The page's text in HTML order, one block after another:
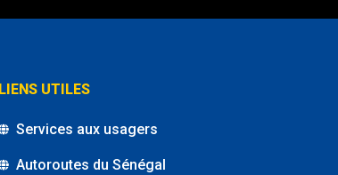
LIENS UTILES
Services aux usagers
Autoroutes du Sénégal